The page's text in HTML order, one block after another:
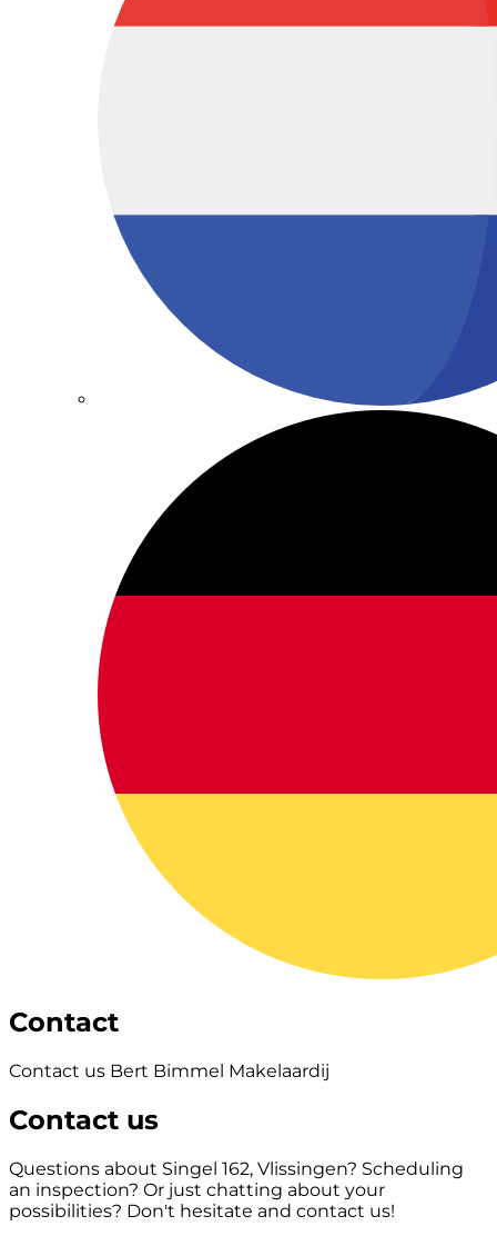
Contact
Contact us Bert Bimmel Makelaardij
Contact us
Questions about Singel 162, Vlissingen? Scheduling
an inspection? Or just chatting about your
possibilities? Don't hesitate and contact us!